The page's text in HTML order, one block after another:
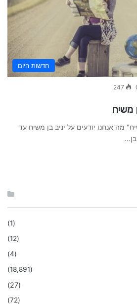
חדשות היום
247
משיח
מה אנחנו יודעים על יניב בן משיח עד
בן…
(1)
(12)
(4)
(18,891)
(27)
(72)